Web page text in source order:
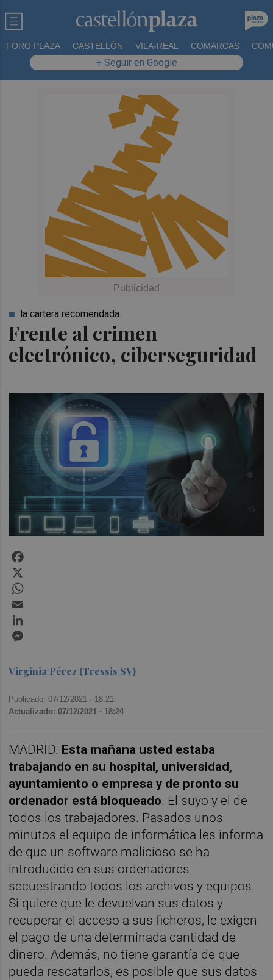
FORO PLAZA CASTELLÓN VILA-REAL COMARCAS
+ Seguir en Google
Frente al crimen
electrónico, ciberseguridad
la cartera recomendada...
Virginia Pérez (Tressis SV)
Publicado: 07/12/2021 · 18:21
Actualizado: 07/12/2021 · 18:24
MADRID. Esta mañana usted estaba
trabajando en su hospital, universidad,
ayuntamiento o empresa y de pronto su
ordenador está bloqueado. El suyo y el de
todos los trabajadores. Pasados unos
minutos el equipo de informática les informa
de que un software malicioso se ha
introducido en sus ordenadores
secuestrando todos los archivos y equipos.
Si quiere que le devuelvan sus datos y
recuperar el acceso a sus ficheros, le exigen
el pago de una determinada cantidad de
dinero. Además, no tiene garantía de que
pueda rescatarlos, es posible que sus datos